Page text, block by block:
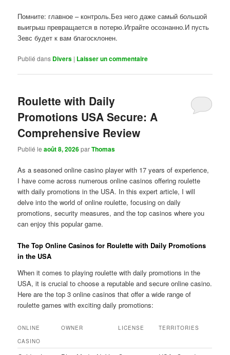
Помните: главное – контроль.Без него даже самый большой
выигрыш превращается в потерю.Играйте осознанно.И пусть
Зевс будет к вам благосклонен.
Publié dans Divers | Laisser un commentaire
Roulette with Daily
Promotions USA Secure: A
Comprehensive Review
Publié leaoût 8, 2026parThomas
As a seasoned online casino player with 17 years of experience,
I have come across numerous online casinos offering roulette
with daily promotions in the USA. In this expert article, I will
delve into the world of online roulette, focusing on daily
promotions, security measures, and the top casinos where you
can enjoy this popular game.
The Top Online Casinos for Roulette with Daily Promotions
in the USA
When it comes to playing roulette with daily promotions in the
USA, it is crucial to choose a reputable and secure online casino.
Here are the top 3 online casinos that offer a wide range of
roulette games with exciting daily promotions:
ONLINE
CASINO
OWNER LICENSE TERRITORIES